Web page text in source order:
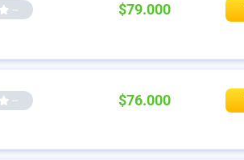
-- $79.000
-- $76.000